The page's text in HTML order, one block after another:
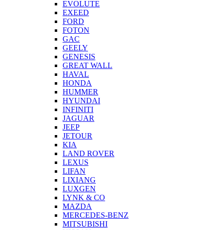
EVOLUTE
EXEED
FORD
FOTON
GAC
GEELY
GENESIS
GREAT WALL
HAVAL
HONDA
HUMMER
HYUNDAI
INFINITI
JAGUAR
JEEP
JETOUR
KIA
LAND ROVER
LEXUS
LIFAN
LIXIANG
LUXGEN
LYNK & CO
MAZDA
MERCEDES-BENZ
MITSUBISHI